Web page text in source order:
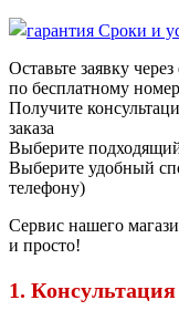
Сроки и
Оставьте заявку
по бесплатному
Получите
заказа
Выберите
Выберите удобный
телефону)
Сервис нашего
и просто!
1.